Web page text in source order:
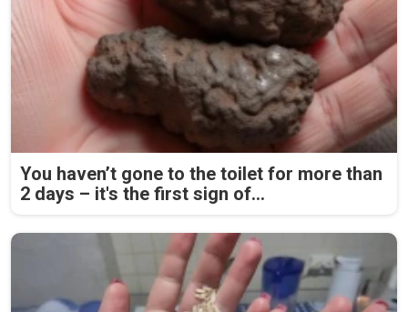
You haven’t gone to the toilet for more than
2 days – it's the first sign of...